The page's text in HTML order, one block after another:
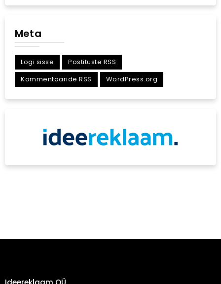
Meta
Logi sisse
Postituste RSS
Kommentaaride RSS
WordPress.org